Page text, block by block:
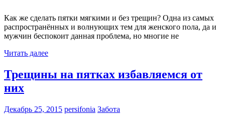
Как же сделать пятки мягкими и без трещин? Одна из самых
распространённых и волнующих тем для женского пола, да и
мужчин беспокоит данная проблема, но многие не
Читать далее
Трещины на пятках избавляемся от
них
Декабрь 25, 2015 persifonia Забота